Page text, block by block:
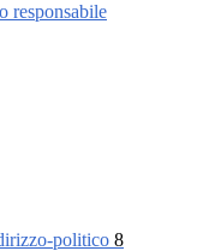
responsabile
politico 8